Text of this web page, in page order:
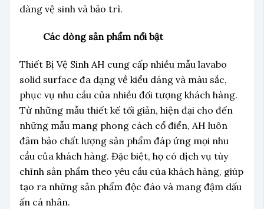
dàng vệ sinh và bảo trì.
Các dòng sản phẩm nổi bật
Thiết Bị Vệ Sinh AH cung cấp nhiều mẫu lavabo
solid surface đa dạng về kiểu dáng và màu sắc,
phục vụ nhu cầu của nhiều đối tượng khách hàng.
Từ những mẫu thiết kế tối giản, hiện đại cho đến
những mẫu mang phong cách cổ điển, AH luôn
đảm bảo chất lượng sản phẩm đáp ứng mọi nhu
cầu của khách hàng. Đặc biệt, họ có dịch vụ tùy
chỉnh sản phẩm theo yêu cầu của khách hàng, giúp
tạo ra những sản phẩm độc đáo và mang đậm dấu
ấn cá nhân.